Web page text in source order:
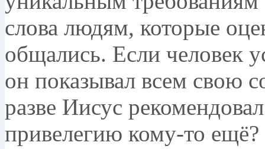
слова людям, которые
общались. Если человек
он показывал всем свою
разве Иисус
привелегию кому-то ещё?